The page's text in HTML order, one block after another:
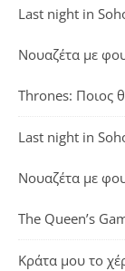
Last night in
Νουαζέτα με
Thrones: Ποιος
Last night in
Νουαζέτα με
The Queen’s
Κράτα μου το